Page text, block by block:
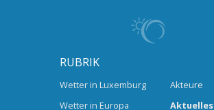
RUBRIK
Wetter in Luxemburg
Wetter in Europa
Akteure
Aktuelles